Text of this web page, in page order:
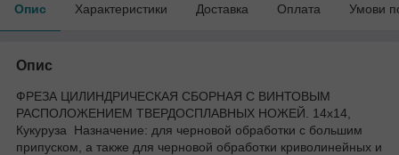
Опис Характеристики Доставка Оплата Умови
Опис
ФРЕЗА ЦИЛИНДРИЧЕСКАЯ СБОРНАЯ С ВИНТОВЫМ
РАСПОЛОЖЕНИЕМ ТВЕРДОСПЛАВНЫХ НОЖЕЙ. 14х14,
Кукуруза Назначение: для черновой обработки с большим
припуском, а также для черновой обработки криволинейных и